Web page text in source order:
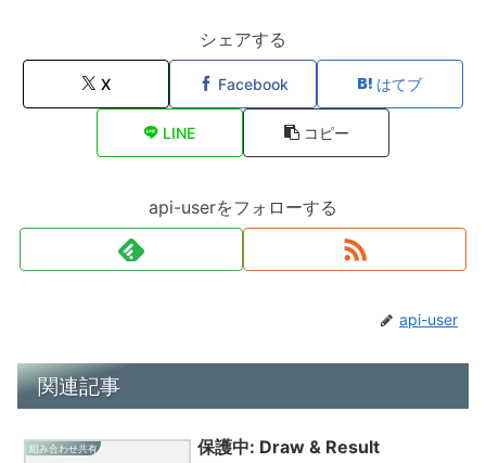
シェアする
X Facebook はてブ
LINE コピー
api-userをフォローする
api-user
関連記事
組み合わせ共有 保護中: Draw & Result